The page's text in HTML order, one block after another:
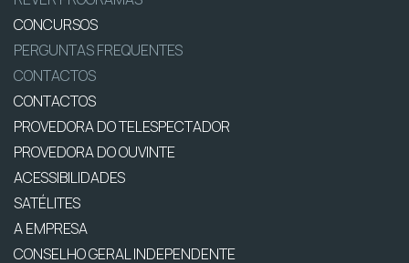
CONCURSOS
PERGUNTAS FREQUENTES
CONTACTOS
CONTACTOS
PROVEDORA DO TELESPECTADOR
PROVEDORA DO OUVINTE
ACESSIBILIDADES
SATÉLITES
A EMPRESA
CONSELHO GERAL INDEPENDENTE